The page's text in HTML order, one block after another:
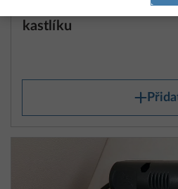
bateriového senzoru a
kastlíku